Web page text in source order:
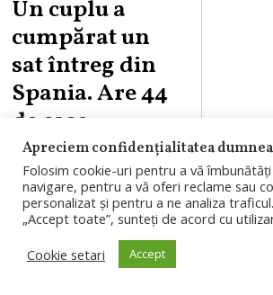
Un cuplu a
cumpărat un
sat întreg din
Spania. Are 44
de case,
biserică, școală
și bar
Un cuplu de
americani a
cumpărat Salto de
Apreciem confidențialitatea
Folosim cookie-uri pentru a vă
navigare, pentru a vă oferi reclame sau
personalizat și pentru a ne analiza
„Accept toate”, sunteți de acord cu
Cookie setari
Accept